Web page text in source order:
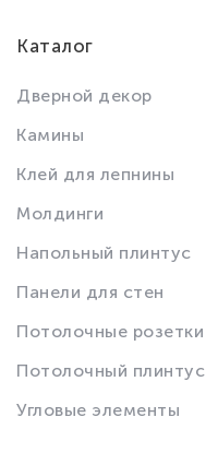
Каталог
Дверной декор
Камины
Клей для лепнины
Молдинги
Напольный плинтус
Панели для стен
Потолочные розетки
Потолочный плинтус
Угловые элементы